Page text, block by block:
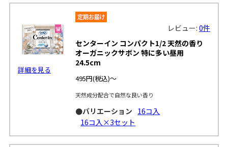
詳細を見る
レビュー:0件
センターイン コンパクト1/2 天然の香り
オーガニックサボン 特に多い昼用
24.5cm
495円(税込)～
天然成分配合で自然な良い香り
●バリエーション 16コ入
16コ入×3セット